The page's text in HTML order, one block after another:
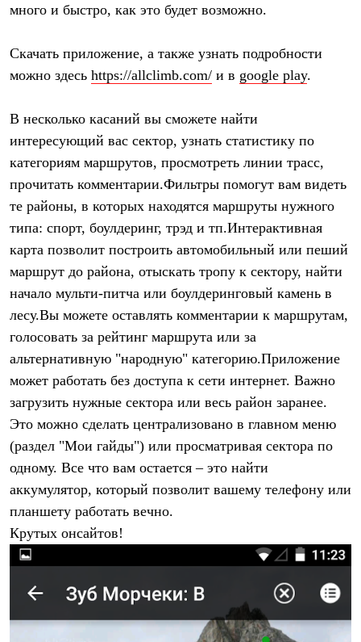
Рубашки
Брюки
Шорты
Женская одежда
Брюки
Жилеты
Куртки
Брюки
Штормовая одежда
Куртки
Софтшелл одежда
Куртки
Брюки
Лёгкая одежда
Рубашки
Футболки
Толстовки
Брюки
Термобелье
Теплое термобелье
Среднее термобелье
Легкое термобелье
Куртки
Брюки
Детская одежда
Утепленная пухом
Комбинезоны
Куртки
Утепленная синтетикой
Комбинезоны
Куртки
Брюки
Лёгкая одежда
много и быстро, как это будет возможно.
Скачать приложение, а также узнать подробности
можно здесь https://allclimb.com/ и в google play.
В несколько касаний вы сможете найти
интересующий вас сектор, узнать статистику по
категориям маршрутов, просмотреть линии трасс,
прочитать комментарии.Фильтры помогут вам видеть
те районы, в которых находятся маршруты нужного
типа: спорт, боулдеринг, трэд и тп.Интерактивная
карта позволит построить автомобильный или пеший
маршрут до района, отыскать тропу к сектору, найти
начало мульти-питча или боулдеринговый камень в
лесу.Вы можете оставлять комментарии к маршрутам,
голосовать за рейтинг маршрута или за
альтернативную "народную" категорию.Приложение
может работать без доступа к сети интернет. Важно
загрузить нужные сектора или весь район заранее.
Это можно сделать централизовано в главном меню
(раздел "Мои гайды") или просматривая сектора по
одному. Все что вам остается – это найти
аккумулятор, который позволит вашему телефону или
планшету работать вечно.
Крутых онсайтов!